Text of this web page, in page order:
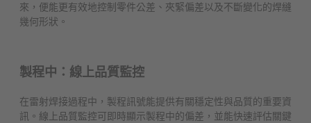
來，便能更有效地控制零件公差、夾緊偏差以及不斷變化的焊縫
幾何形狀。
製程中：線上品質監控
在雷射焊接過程中，製程訊號能提供有關穩定性與品質的重要資
訊。線上品質監控可即時顯示製程中的偏差，並能快速評估關鍵